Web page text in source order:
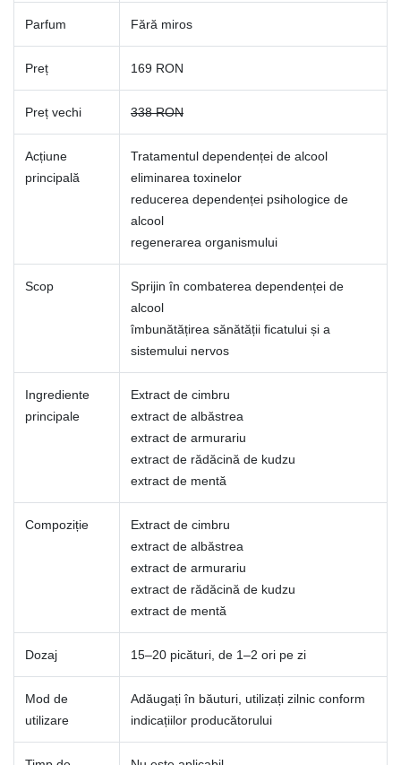
Parfum Fără miros
Preț 169 RON
Preț vechi 338 RON
Acțiune
principală
Tratamentul dependenței de alcool
eliminarea toxinelor
reducerea dependenței psihologice de
alcool
regenerarea organismului
Scop
Sprijin în combaterea dependenței de
alcool
îmbunătățirea sănătății ficatului și a
sistemului nervos
Ingrediente
principale
Extract de cimbru
extract de albăstrea
extract de armurariu
extract de rădăcină de kudzu
extract de mentă
Compoziție
Extract de cimbru
extract de albăstrea
extract de armurariu
extract de rădăcină de kudzu
extract de mentă
Dozaj 15–20 picături, de 1–2 ori pe zi
Mod de
utilizare
Adăugați în băuturi, utilizați zilnic conform
indicațiilor producătorului